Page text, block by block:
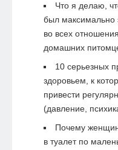
Что я делаю,
был максимально
во всех
домашних
10 серьезных
здоровьем, к
привести
(давление,
Почему
в туалет по